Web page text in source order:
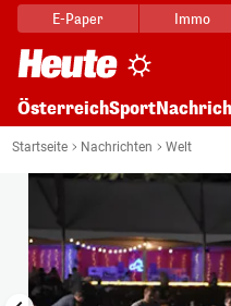
E-Paper Immo
ÖsterreichSport
Startseite Nachrichten Welt
1/21